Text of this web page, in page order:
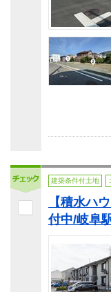
建築条件付土地
【積水ハ
付中/岐阜